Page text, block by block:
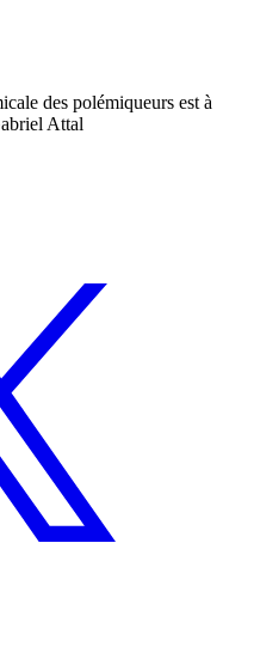
des polémiqueurs est à
Attal